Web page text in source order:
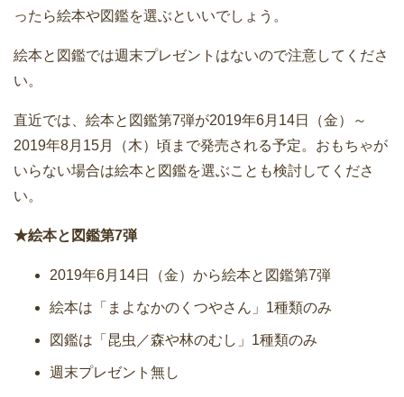
ったら絵本や図鑑を選ぶといいでしょう。
絵本と図鑑では週末プレゼントはないので注意してくださ
い。
直近では、絵本と図鑑第7弾が2019年6月14日（金）～
2019年8月15月（木）頃まで発売される予定。おもちゃが
いらない場合は絵本と図鑑を選ぶことも検討してくださ
い。
★絵本と図鑑第7弾
2019年6月14日（金）から絵本と図鑑第7弾
絵本は「まよなかのくつやさん」1種類のみ
図鑑は「昆虫／森や林のむし」1種類のみ
週末プレゼント無し